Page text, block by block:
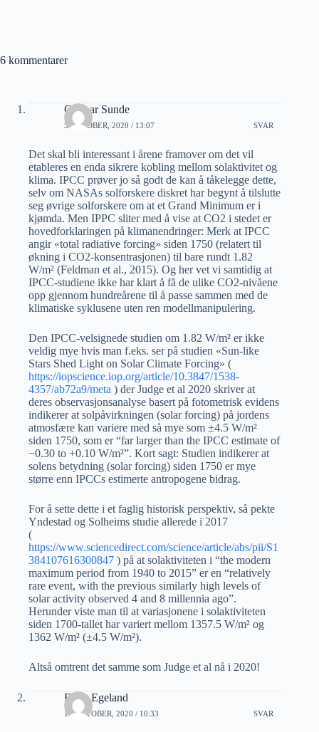
6 kommentarer
Gunnar Sunde
5 OKTOBER, 2020 / 13:07 SVAR
Det skal bli interessant i årene framover om det vil
etableres en enda sikrere kobling mellom solaktivitet og
klima. IPCC prøver jo så godt de kan å tåkelegge dette,
selv om NASAs solforskere diskret har begynt å tilslutte
seg øvrige solforskere om at et Grand Minimum er i
kjømda. Men IPPC sliter med å vise at CO2 i stedet er
hovedforklaringen på klimanendringer: Merk at IPCC
angir «total radiative forcing» siden 1750 (relatert til
økning i CO2-konsentrasjonen) til bare rundt 1.82
W/m² (Feldman et al., 2015). Og her vet vi samtidig at
IPCC-studiene ikke har klart å få de ulike CO2-nivåene
opp gjennom hundreårene til å passe sammen med de
klimatiske syklusene uten ren modellmanipulering.
Den IPCC-velsignede studien om 1.82 W/m² er ikke
veldig mye hvis man f.eks. ser på studien «Sun-like
Stars Shed Light on Solar Climate Forcing» (
https://iopscience.iop.org/article/10.3847/1538-
4357/ab72a9/meta ) der Judge et al 2020 skriver at
deres observasjonsanalyse basert på fotometrisk evidens
indikerer at solpåvirkningen (solar forcing) på jordens
atmosfære kan variere med så mye som ±4.5 W/m²
siden 1750, som er “far larger than the IPCC estimate of
−0.30 to +0.10 W/m²”. Kort sagt: Studien indikerer at
solens betydning (solar forcing) siden 1750 er mye
større enn IPCCs estimerte antropogene bidrag.
For å sette dette i et faglig historisk perspektiv, så pekte
Yndestad og Solheims studie allerede i 2017
(
https://www.sciencedirect.com/science/article/abs/pii/S1
384107616300847 ) på at solaktiviteten i “the modern
maximum period from 1940 to 2015” er en “relatively
rare event, with the previous similarly high levels of
solar activity observed 4 and 8 millennia ago”.
Herunder viste man til at variasjonene i solaktiviteten
siden 1700-tallet har variert mellom 1357.5 W/m² og
1362 W/m² (±4.5 W/m²).
Altså omtrent det samme som Judge et al nå i 2020!
Einar Egeland
11 OKTOBER, 2020 / 10:33 SVAR